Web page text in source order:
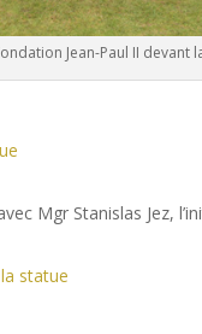
Jean-Paul II
Mgr Stanislas Jez,
statue